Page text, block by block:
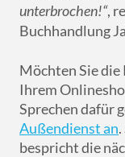
unterbrochen!“,
Buchhandlung
Möchten Sie
Ihrem
Sprechen dafür
Außendienst an
bespricht die